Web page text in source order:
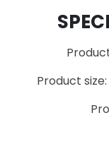
Product